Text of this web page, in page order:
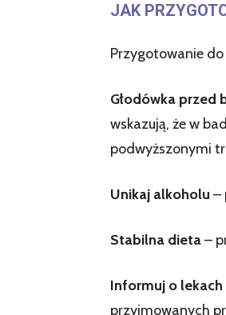
JAK
Przygotowanie
Głodówka przed
wskazują, że w
podwyższonymi
Unikaj alkoholu –
Stabilna dieta–
Informuj o lekach
przyjmowanych